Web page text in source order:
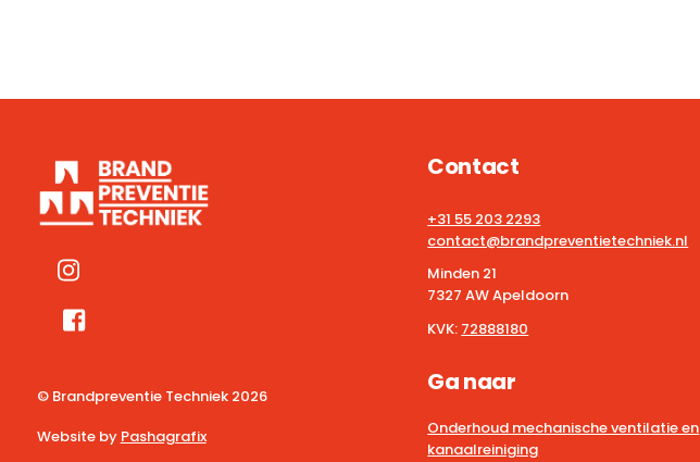
© Brandpreventie Techniek 2026
Website by Pashagrafix
Contact
+31 55 203 2293
contact@brandpreventietechniek.nl
Minden 21
7327 AW Apeldoorn
KVK: 72888180
Ga naar
Onderhoud mechanische ventilatie en
kanaalreiniging